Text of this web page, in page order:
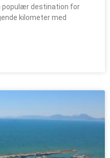
populær destination for
kilometer med